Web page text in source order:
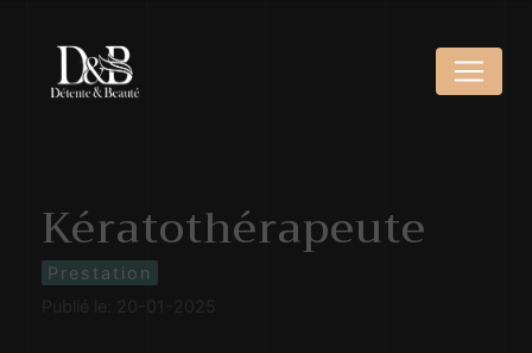
Kératothérapeute
Prestation